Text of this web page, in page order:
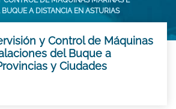
A DISTANCIA EN ASTURIAS
y Control de Máquinas
del Buque a
y Ciudades